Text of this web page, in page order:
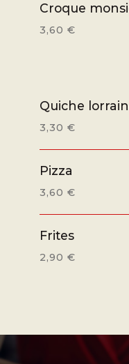
Croque
3,60 €
Quiche
3,30 €
Pizza
3,60 €
Frites
2,90 €